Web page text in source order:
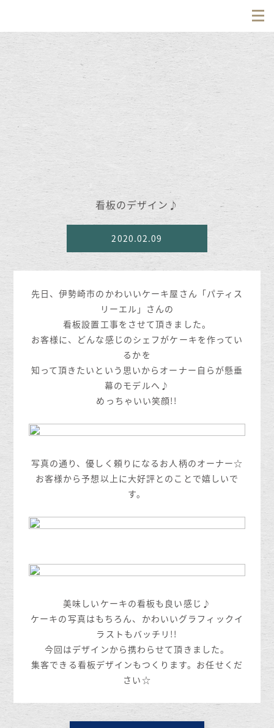
看板のデザイン♪
2020.02.09
先日、伊勢崎市のかわいいケーキ屋さん「パティス
リーエル」さんの
看板設置工事をさせて頂きました。
お客様に、どんな感じのシェフがケーキを作ってい
るかを
知って頂きたいという思いからオーナー自らが懸垂
幕のモデルへ♪
めっちゃいい笑顔!!
写真の通り、優しく頼りになるお人柄のオーナー☆
お客様から予想以上に大好評とのことで嬉しいで
す。
美味しいケーキの看板も良い感じ♪
ケーキの写真はもちろん、かわいいグラフィックイ
ラストもバッチリ!!
今回はデザインから携わらせて頂きました。
集客できる看板デザインもつくります。お任せくだ
さい☆